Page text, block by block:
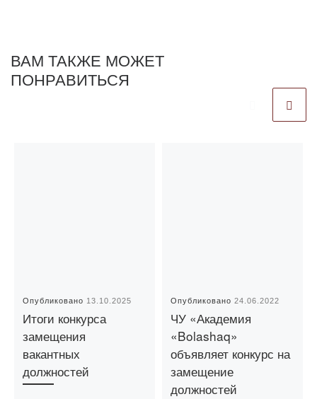
ВАМ ТАКЖЕ МОЖЕТ
ПОНРАВИТЬСЯ
Опубликовано 13.10.2025
Итоги конкурса
замещения
вакантных
должностей
Опубликовано24.06.2022
ЧУ «Академия
«Bolashaq»
объявляет конкурс на
замещение
должностей